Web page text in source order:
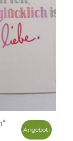
Angebot!